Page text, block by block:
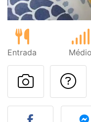
Entrada Médio
Fez